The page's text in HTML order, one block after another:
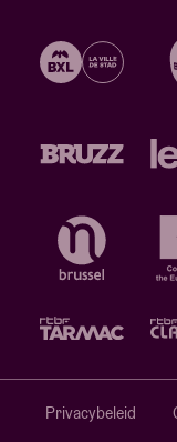
Privacybeleid